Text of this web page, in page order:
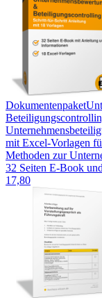
Dokumentenpaket
mit Excel-Vorlagen
Methoden zur
32 Seiten E-Book
17,80